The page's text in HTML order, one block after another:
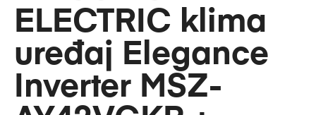
ELECTRIC klima
uređaj Elegance
Inverter MSZ-